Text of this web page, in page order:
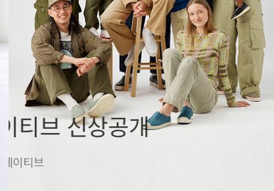
네이티브 신상공개
가벼움의 기준, 네이티브